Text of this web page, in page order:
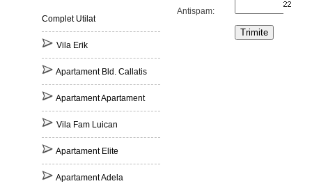
Complet Utilat
Vila Erik
Apartament Bld. Callatis
Apartament Apartament
Vila Fam Luican
Apartament Elite
Apartament Adela
Antispam: